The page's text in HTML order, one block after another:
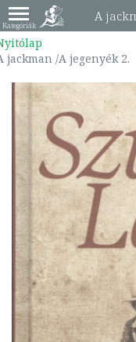
A
jackman /A jegenyék 2.